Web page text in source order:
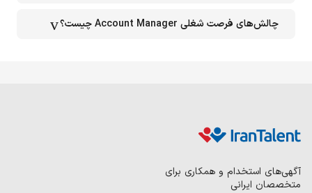
چالش‌های فرصت شغلی Account Manager چیست؟
آگهی‌های استخدام و همکاری برای
متخصصان ایرانی